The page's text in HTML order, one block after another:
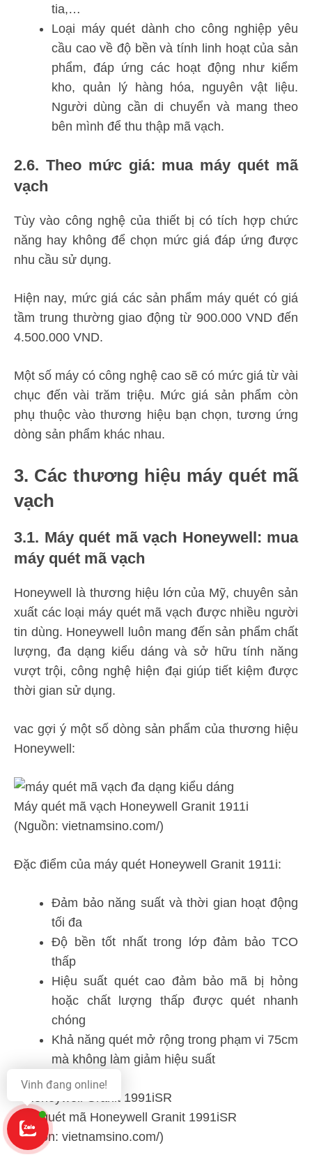
tia,…
Loại máy quét dành cho công nghiệp yêu
cầu cao về độ bền và tính linh hoạt của sản
phẩm, đáp ứng các hoạt động như kiểm
kho, quản lý hàng hóa, nguyên vật liệu.
Người dùng cần di chuyển và mang theo
bên mình để thu thập mã vạch.
2.6. Theo mức giá: mua máy quét mã
vạch
Tùy vào công nghệ của thiết bị có tích hợp chức
năng hay không để chọn mức giá đáp ứng được
nhu cầu sử dụng.
Hiện nay, mức giá các sản phẩm máy quét có giá
tầm trung thường giao động từ 900.000 VND đến
4.500.000 VND.
Một số máy có công nghệ cao sẽ có mức giá từ vài
chục đến vài trăm triệu. Mức giá sản phẩm còn
phụ thuộc vào thương hiệu bạn chọn, tương ứng
dòng sản phẩm khác nhau.
3. Các thương hiệu máy quét mã
vạch
3.1. Máy quét mã vạch Honeywell: mua
máy quét mã vạch
Honeywell là thương hiệu lớn của Mỹ, chuyên sản
xuất các loại máy quét mã vạch được nhiều người
tin dùng. Honeywell luôn mang đến sản phẩm chất
lượng, đa dạng kiểu dáng và sở hữu tính năng
vượt trội, công nghệ hiện đại giúp tiết kiệm được
thời gian sử dụng.
vac gợi ý một số dòng sản phẩm của thương hiệu
Honeywell:
Máy quét mã vạch Honeywell Granit 1911i
(Nguồn: vietnamsino.com/)
Đặc điểm của máy quét Honeywell Granit 1911i:
Đảm bảo năng suất và thời gian hoạt động
tối đa
Độ bền tốt nhất trong lớp đảm bảo TCO
thấp
Hiệu suất quét cao đảm bảo mã bị hỏng
hoặc chất lượng thấp được quét nhanh
chóng
Khả năng quét mở rộng trong phạm vi 75cm
mà không làm giảm hiệu suất
Máy quét mã Honeywell Granit 1991iSR
(Nguồn: vietnamsino.com/)
Vinh đang online!